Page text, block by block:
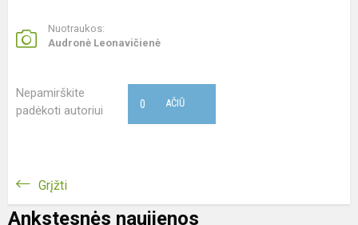
Nuotraukos:
Audronė Leonavičienė
Nepamirškite
padėkoti autoriui
AČIŪ
0
Grįžti
Ankstesnės naujienos